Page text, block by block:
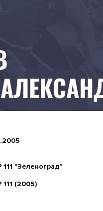
"Зеленоград"
(2005)